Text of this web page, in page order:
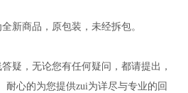
新商品，原包装，未经拆包。
疑，无论您有任何疑问，都请提出，
耐心的为您提供zui为详尽与专业的回